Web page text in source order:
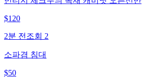
$120
2분 전 조회 2
소파겸 침대
$50